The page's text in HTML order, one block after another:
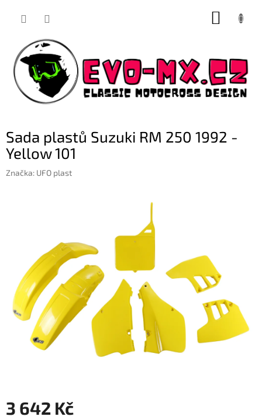
Sada plastů Suzuki RM 250 1992 -
Yellow 101
Značka: UFO plast
3 642 Kč